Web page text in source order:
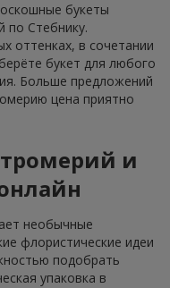
букеты
по Стебнику.
оттенках, в сочетании
букет для любого
Больше предложений
цена приятно
и
необычные
флористические идеи
подобрать
упаковка в